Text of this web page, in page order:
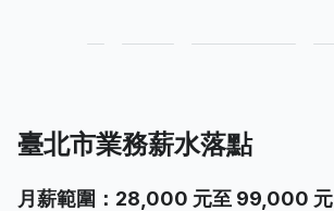
臺北市業務薪水落點
月薪範圍：28,000 元至 99,000 元